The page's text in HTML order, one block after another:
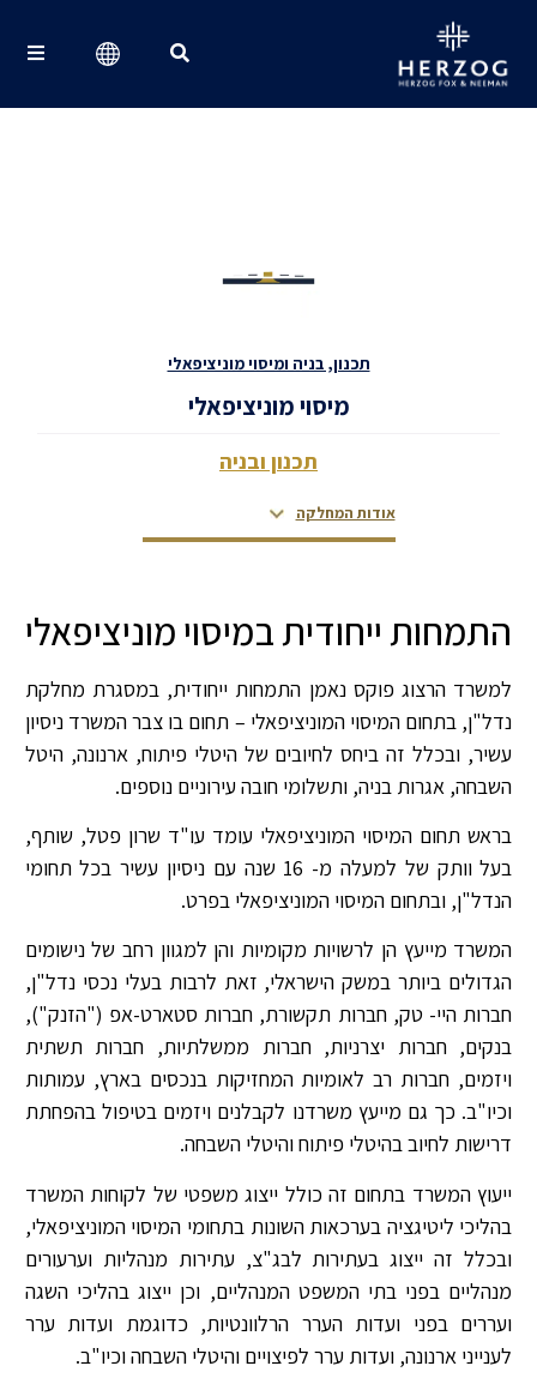
תכנון, בניה ומיסוי מוניציפאלי
מיסוי מוניציפאלי
תכנון ובניה
אודות המחלקה
צוות המחלקה
דירוגים ופרסים
צור קשר
התמחות ייחודית במיסוי מוניציפאלי
למשרד הרצוג פוקס נאמן התמחות ייחודית, במסגרת מחלקת
נדל"ן, בתחום המיסוי המוניציפאלי – תחום בו צבר המשרד ניסיון
עשיר, ובכלל זה ביחס לחיובים של היטלי פיתוח, ארנונה, היטל
השבחה, אגרות בניה, ותשלומי חובה עירוניים נוספים.
בראש תחום המיסוי המוניציפאלי עומד עו"ד שרון פטל, שותף,
בעל וותק של למעלה מ- 16 שנה עם ניסיון עשיר בכל תחומי
הנדל"ן, ובתחום המיסוי המוניציפאלי בפרט.
המשרד מייעץ הן לרשויות מקומיות והן למגוון רחב של נישומים
הגדולים ביותר במשק הישראלי, זאת לרבות בעלי נכסי נדל"ן,
חברות היי- טק, חברות תקשורת, חברות סטארט-אפ ("הזנק"),
בנקים, חברות יצרניות, חברות ממשלתיות, חברות תשתית
ויזמים, חברות רב לאומיות המחזיקות בנכסים בארץ, עמותות
וכיו"ב. כך גם מייעץ משרדנו לקבלנים ויזמים בטיפול בהפחתת
דרישות לחיוב בהיטלי פיתוח והיטלי השבחה.
ייעוץ המשרד בתחום זה כולל ייצוג משפטי של לקוחות המשרד
בהליכי ליטיגציה בערכאות השונות בתחומי המיסוי המוניציפאלי,
ובכלל זה ייצוג בעתירות לבג"צ, עתירות מנהליות וערעורים
מנהליים בפני בתי המשפט המנהליים, וכן ייצוג בהליכי השגה
ועררים בפני ועדות הערר הרלוונטיות, כדוגמת ועדות ערר
לענייני ארנונה, ועדות ערר לפיצויים והיטלי השבחה וכיו"ב.